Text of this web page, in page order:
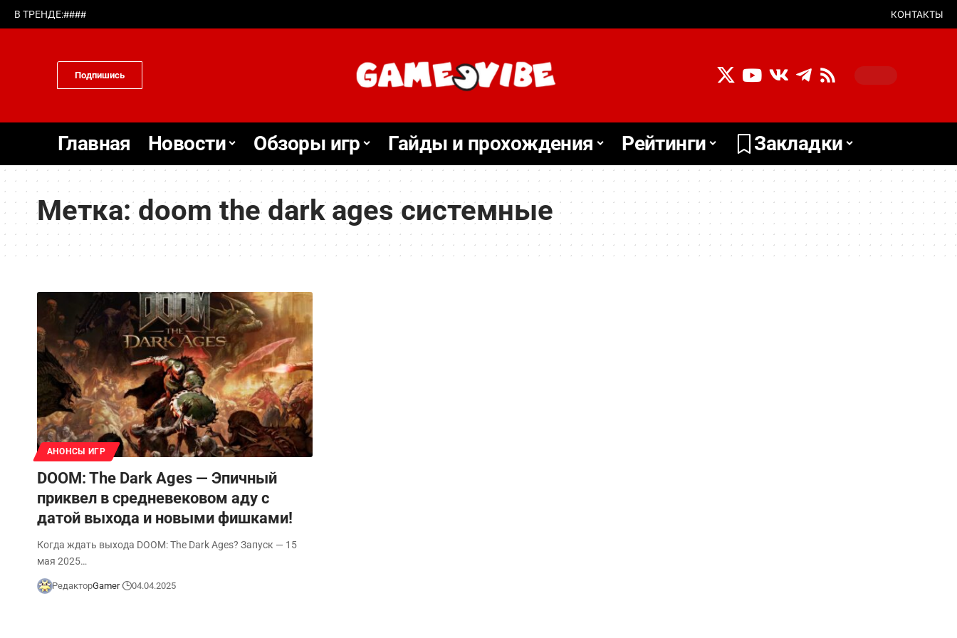
В ТРЕНДЕ:#### КОНТАКТЫ
Подпишись
Главная Новости Обзоры игр Гайды и прохождения Рейтинги Закладки
Метка:doom the dark ages системные
АНОНСЫ ИГР
DOOM: The Dark Ages — Эпичный
приквел в средневековом аду с
датой выхода и новыми фишками!
Когда ждать выхода DOOM: The Dark Ages? Запуск — 15
мая 2025…
РедакторGamer 04.04.2025